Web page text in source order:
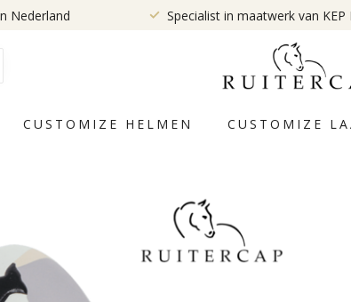
Nederland Specialist in maatwerk van
CUSTOMIZE HELMEN CUSTOMIZE